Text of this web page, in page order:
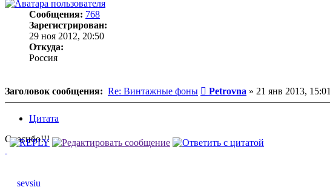
Сообщения: 768
Зарегистрирован:
29 ноя 2012, 20:50
Откуда:
Россия
Заголовок сообщения: Re: Винтажные фоны Сообщение
Petrovna » 21 янв 2013, 15:01
Цитата
Спасибо!!!
sevsiu